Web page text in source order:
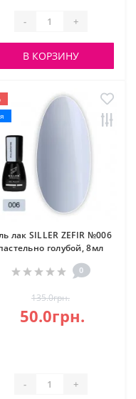
- +
В КОРЗИНУ
лак SILLER ZEFIR №006
голубой, 8мл
0
135.0грн.
50.0грн.
- +